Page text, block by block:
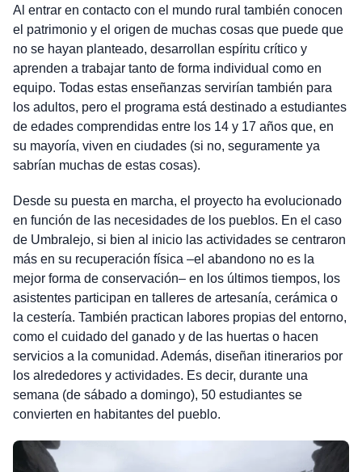
Al entrar en contacto con el mundo rural también conocen
el patrimonio y el origen de muchas cosas que puede que
no se hayan planteado, desarrollan espíritu crítico y
aprenden a trabajar tanto de forma individual como en
equipo. Todas estas enseñanzas servirían también para
los adultos, pero el programa está destinado a estudiantes
de edades comprendidas entre los 14 y 17 años que, en
su mayoría, viven en ciudades (si no, seguramente ya
sabrían muchas de estas cosas).
Desde su puesta en marcha, el proyecto ha evolucionado
en función de las necesidades de los pueblos. En el caso
de Umbralejo, si bien al inicio las actividades se centraron
más en su recuperación física –el abandono no es la
mejor forma de conservación– en los últimos tiempos, los
asistentes participan en talleres de artesanía, cerámica o
la cestería. También practican labores propias del entorno,
como el cuidado del ganado y de las huertas o hacen
servicios a la comunidad. Además, diseñan itinerarios por
los alrededores y actividades. Es decir, durante una
semana (de sábado a domingo), 50 estudiantes se
convierten en habitantes del pueblo.